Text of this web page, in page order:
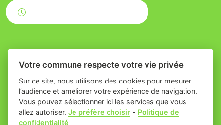
Place du village la solution web et appli -
Votre commune respecte votre vie privée
Sur ce site, nous utilisons des cookies pour mesurer
l’audience et améliorer votre expérience de navigation.
Vous pouvez sélectionner ici les services que vous
allez autoriser.Je préfère choisir - Politique de
confidentialité